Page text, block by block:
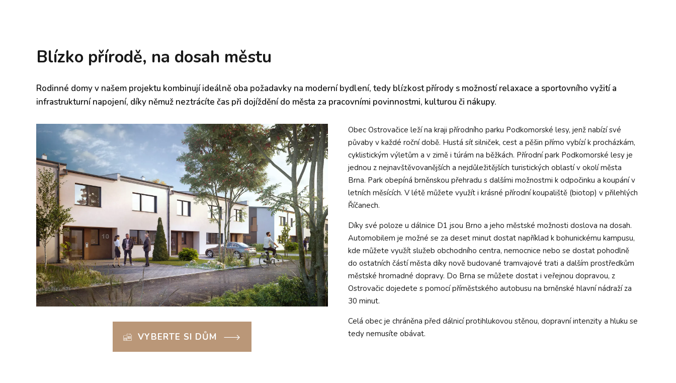
Blízko přírodě, na dosah městu
Rodinné domy v našem projektu kombinují ideálně oba požadavky na moderní bydlení, tedy blízkost přírody s možností relaxace a sportovního vyžití a
infrastrukturní napojení, díky němuž neztrácíte čas při dojíždění do města za pracovními povinnostmi, kulturou či nákupy.
VYBERTE SI DŮM
Obec Ostrovačice leží na kraji přírodního parku Podkomorské lesy, jenž nabízí své
půvaby v každé roční době. Hustá síť silniček, cest a pěšin přímo vybízí k procházkám,
cyklistickým výletům a v zimě i túrám na běžkách. Přírodní park Podkomorské lesy je
jednou z nejnavštěvovanějších a nejdůležitějších turistických oblastí v okolí města
Brna. Park obepíná brněnskou přehradu s dalšími možnostmi k odpočinku a koupání v
letních měsících. V létě můžete využít i krásné přírodní koupaliště (biotop) v přilehlých
Říčanech.
Díky své poloze u dálnice D1 jsou Brno a jeho městské možnosti doslova na dosah.
Automobilem je možné se za deset minut dostat například k bohunickému kampusu,
kde můžete využít služeb obchodního centra, nemocnice nebo se dostat pohodlně
do ostatních částí města díky nově budované tramvajové trati a dalším prostředkům
městské hromadné dopravy. Do Brna se můžete dostat i veřejnou dopravou, z
Ostrovačic dojedete s pomocí příměstského autobusu na brněnské hlavní nádraží za
30 minut.
Celá obec je chráněna před dálnicí protihlukovou stěnou, dopravní intenzity a hluku se
tedy nemusíte obávat.